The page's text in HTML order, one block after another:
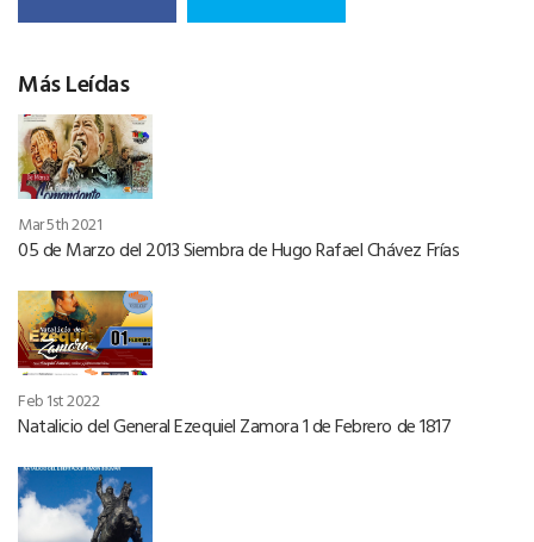
Más Leídas
Mar 5th 2021
05 de Marzo del 2013 Siembra de Hugo Rafael Chávez Frías
Feb 1st 2022
Natalicio del General Ezequiel Zamora 1 de Febrero de 1817